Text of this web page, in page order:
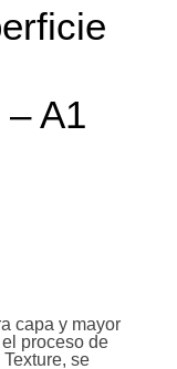
A1
capa y mayor
proceso de
se